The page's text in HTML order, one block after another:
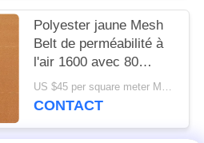
Polyester jaune Mesh
Belt de perméabilité à
l'air 1600 avec 80
microns
US $45 per square meter MOQ:100m2
CONTACT